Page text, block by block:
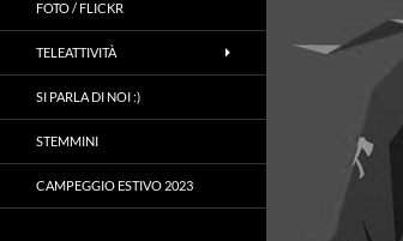
FOTO / FLICKR
TELEATTIVITÀ
SI PARLA DI NOI :)
STEMMINI
CAMPEGGIO ESTIVO 2023